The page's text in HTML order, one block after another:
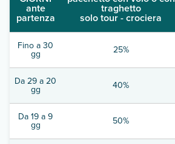
ante
partenza
traghetto
solo tour - crociera
Fino a 30
gg 25%
Da 29 a 20
gg 40%
Da 19 a 9
gg 50%